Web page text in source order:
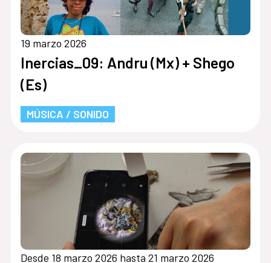
19 marzo 2026
Inercias_09: Andru (Mx) + Shego
(Es)
MÚSICA / SONIDO
Desde 18 marzo 2026 hasta 21 marzo 2026